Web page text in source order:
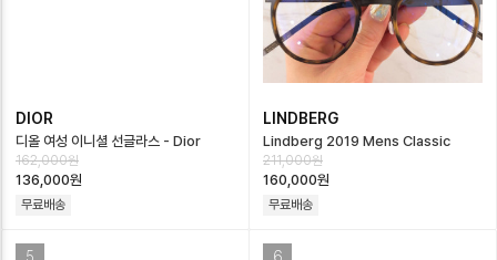
DIOR
디올 여성 이니셜 선글라스 - Dior
Womens Sunglasses - acc3042x
162,000원
136,000원
무료배송
LINDBERG
Lindberg 2019 Mens Classic
Acrylic Frame Eyewear -…
211,000원
160,000원
무료배송